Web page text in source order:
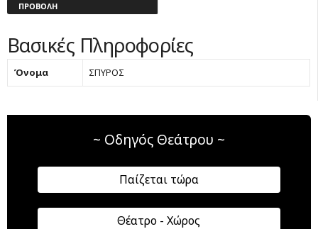
ΠΡΟΒΟΛΉ
Βασικές Πληροφορίες
Όνομα ΣΠΥΡΟΣ
~ Οδηγός Θεάτρου ~
Παίζεται τώρα
Θέατρο - Χώρος